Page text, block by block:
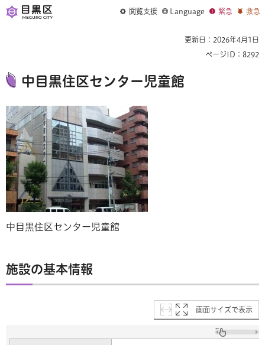
閲覧支援 Language 緊急 救急
更新日：2026年4月1日
ページID：8292
中目黒住区センター児童館
中目黒住区センター児童館
施設の基本情報
画面サイズで表示